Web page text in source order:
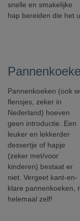
snelle en smakelijke
hap bereiden die het
Pannenkoeken (ook
flensjes, zeker in
Nederland) hoeven
geen introductie. Een
leuker en lekkerder
dessertje of hapje
(zeker met/voor
kinderen) bestaat er
niet. Vergeet kant-en-
klare pannenkoeken,
helemaal zelf!